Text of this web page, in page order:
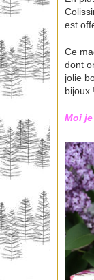
est
Ce
dont
jolie
bijoux !
Moi